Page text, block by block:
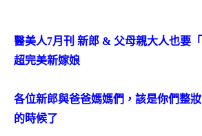
醫美人7月刊 新郎 & 父母親大人也要
超完美新嫁娘
各位新郎與爸爸媽媽們，該是你們整
的時候了